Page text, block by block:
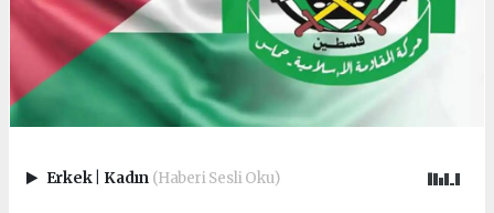
Erkek Kadın (Haberi Sesli Oku)